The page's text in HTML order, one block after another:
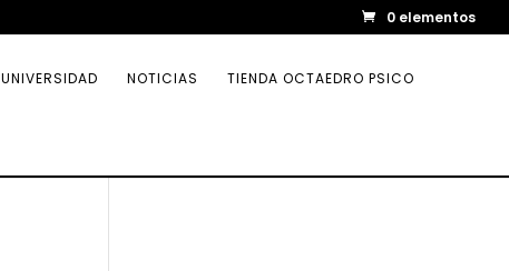
0 elementos
UNIVERSIDAD NOTICIAS TIENDA OCTAEDRO PSICO